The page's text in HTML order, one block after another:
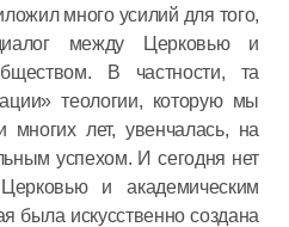
много усилий для того,
между Церковью и
В частности, та
теологии, которую мы
многих лет, увенчалась, на
успехом. И сегодня нет
и академическим
была искусственно создана